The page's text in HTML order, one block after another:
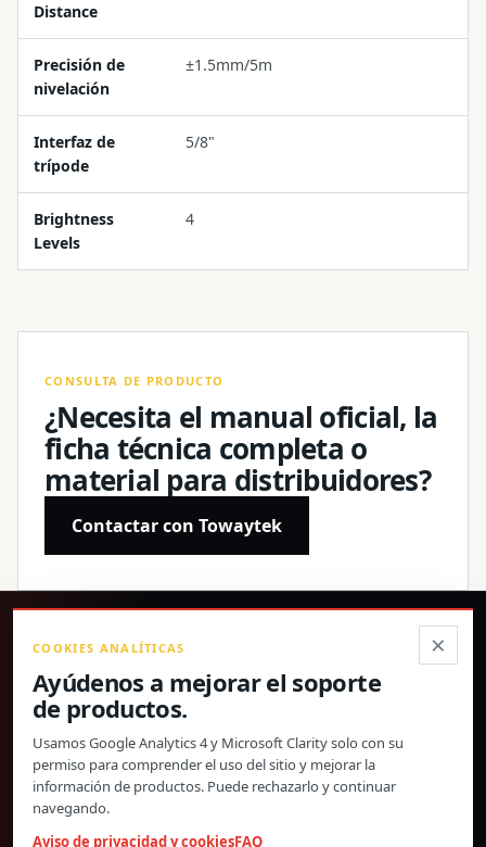
Distance
Precisión de
nivelación
±1.5mm/5m
Interfaz de
trípode
5/8"
Brightness
Levels
4
CONSULTA DE PRODUCTO
¿Necesita el manual oficial, la
ficha técnica completa o
material para distribuidores?
Contactar con Towaytek
Productos de precisión, especificaciones confirmadas y
soporte global directo.
© 2026 Toway Technology (Shanghai) Co., Ltd. Todos los derechos
reservados.
Privacidad y cookies
DISTRIBUIDORES
×
COOKIES ANALÍTICAS
Ayúdenos a mejorar el soporte
de productos.
Usamos Google Analytics 4 y Microsoft Clarity solo con su
permiso para comprender el uso del sitio y mejorar la
información de productos. Puede rechazarlo y continuar
navegando.
Aviso de privacidad y cookiesFAQ